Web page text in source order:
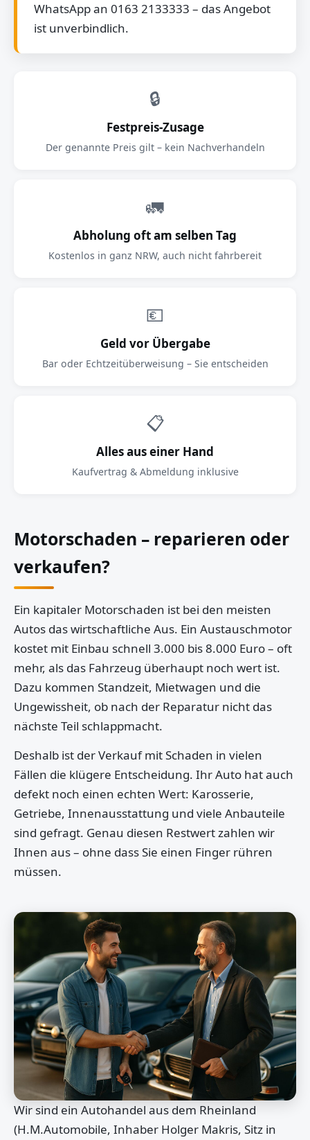
WhatsApp an 0163 2133333 – das Angebot
ist unverbindlich.
🔒
Festpreis-Zusage
Der genannte Preis gilt – kein Nachverhandeln
🚛
Abholung oft am selben Tag
Kostenlos in ganz NRW, auch nicht fahrbereit
💶
Geld vor Übergabe
Bar oder Echtzeitüberweisung – Sie entscheiden
📋
Alles aus einer Hand
Kaufvertrag & Abmeldung inklusive
Motorschaden – reparieren oder
verkaufen?
Ein kapitaler Motorschaden ist bei den meisten
Autos das wirtschaftliche Aus. Ein Austauschmotor
kostet mit Einbau schnell 3.000 bis 8.000 Euro – oft
mehr, als das Fahrzeug überhaupt noch wert ist.
Dazu kommen Standzeit, Mietwagen und die
Ungewissheit, ob nach der Reparatur nicht das
nächste Teil schlappmacht.
Deshalb ist der Verkauf mit Schaden in vielen
Fällen die klügere Entscheidung. Ihr Auto hat auch
defekt noch einen echten Wert: Karosserie,
Getriebe, Innenausstattung und viele Anbauteile
sind gefragt. Genau diesen Restwert zahlen wir
Ihnen aus – ohne dass Sie einen Finger rühren
müssen.
Wir sind ein Autohandel aus dem Rheinland
(H.M.Automobile, Inhaber Holger Makris, Sitz in